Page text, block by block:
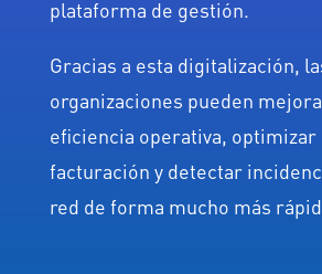
plataforma de gestión.
Gracias a esta digitalización,
organizaciones pueden
eficiencia operativa, optimizar
facturación y detectar
red de forma mucho más